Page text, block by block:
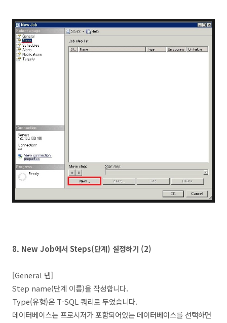
8. New Job에서 Steps(단계) 설정하기 (2)
[General 탭]
Step name(단계 이름)을 작성합니다.
Type(유형)은 T-SQL 쿼리로 두었습니다.
데이터베이스는 프로시저가 포함되어있는 데이터베이스를 선택하면